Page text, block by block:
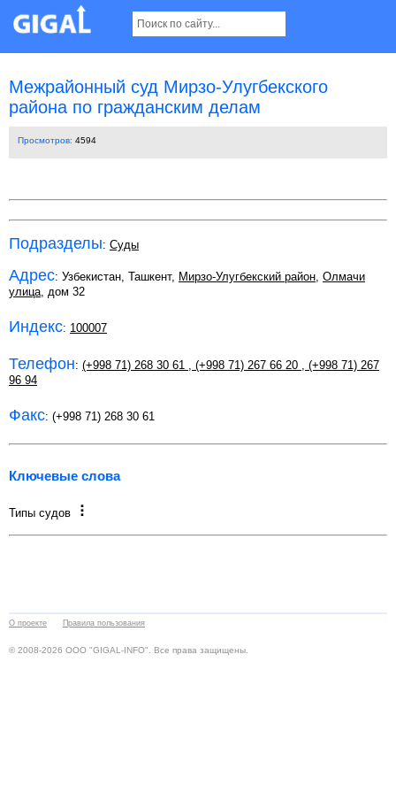
Межрайонный суд Мирзо-Улугбекского
района по гражданским делам
Просмотров: 4594
Подразделы: Суды
Адрес: Узбекистан, Ташкент, Мирзо-Улугбекский район, Олмачи
улица, дом 32
Индекс: 100007
Телефон: (+998 71) 268 30 61 , (+998 71) 267 66 20 , (+998 71) 267
96 94
Факс: (+998 71) 268 30 61
Ключевые слова
Типы судов
О проекте Правила пользования
© 2008-2026 ООО "GIGAL-INFO". Все права защищены.